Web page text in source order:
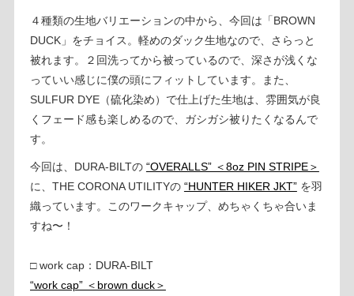
４種類の生地バリエーションの中から、今回は「BROWN
DUCK」をチョイス。軽めのダック生地なので、さらっと
被れます。２回洗ってから被っているので、深さが浅くな
っていい感じに僕の頭にフィットしています。また、
SULFUR DYE（硫化染め）で仕上げた生地は、雰囲気が良
くフェード感も楽しめるので、ガシガシ被りたくなるんで
す。
今回は、DURA-BILTの “OVERALLS” ＜8oz PIN STRIPE＞
に、THE CORONA UTILITYの “HUNTER HIKER JKT”を羽
織っています。このワークキャップ、めちゃくちゃ合いま
すね〜！
□ work cap：DURA-BILT
“work cap” ＜brown duck＞